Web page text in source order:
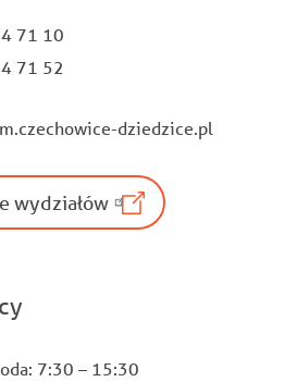
71 10
71 52
dziedzice.pl
wydziałów
7:30 – 15:30